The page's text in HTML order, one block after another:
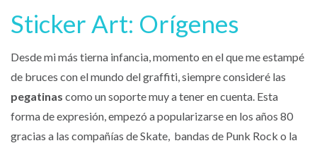
Sticker Art: Orígenes
Desde mi más tierna infancia, momento en el que me estampé
de bruces con el mundo del graffiti, siempre consideré las
pegatinas como un soporte muy a tener en cuenta. Esta
forma de expresión, empezó a popularizarse en los años 80
gracias a las compañías de Skate, bandas de Punk Rock o la